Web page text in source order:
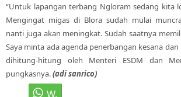
“Untuk lapangan terbang Ngloram sedang kita
Mengingat migas di Blora sudah mulai
nanti juga akan meningkat. Sudah saatnya
Saya minta ada agenda penerbangan kesana
dihitung-hitung oleh Menteri ESDM dan
pungkasnya.(adi sanrico)